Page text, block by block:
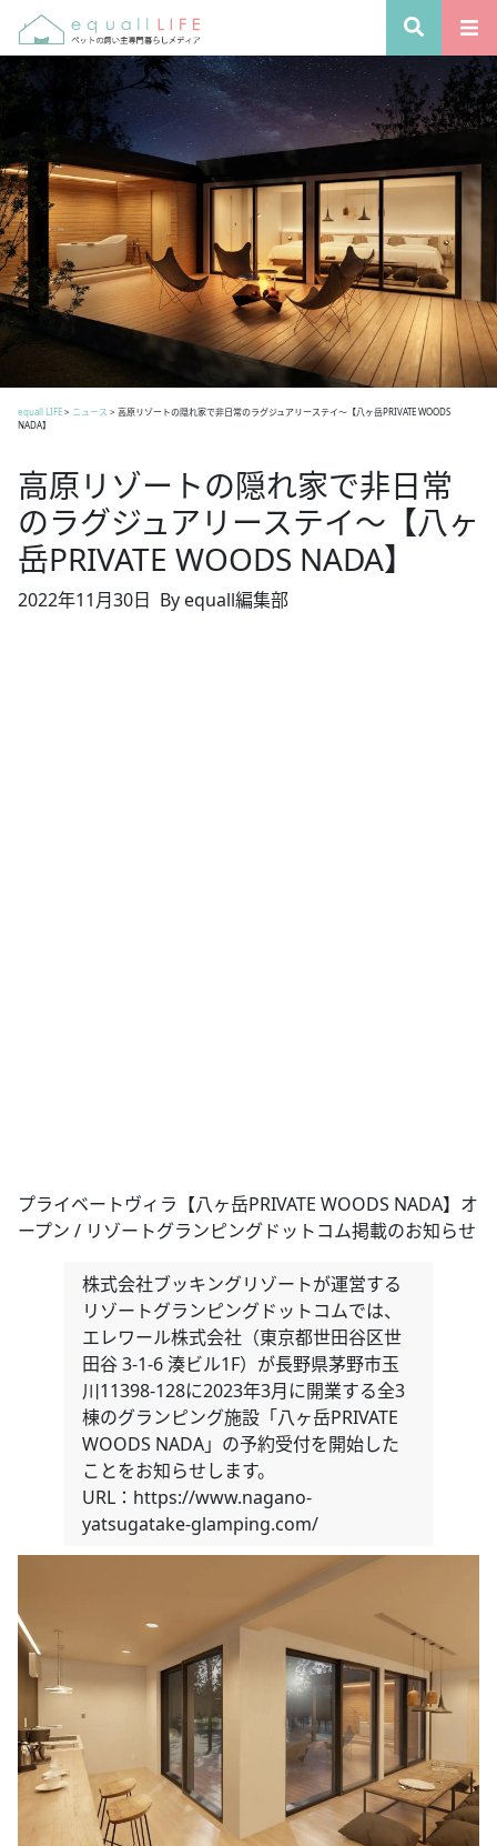
equall LIFE> ニュース > 高原リゾートの隠れ家で非日常のラグジュアリーステイ～【八ヶ岳PRIVATE WOODS
NADA】
高原リゾートの隠れ家で非日常
のラグジュアリーステイ～【八ヶ
岳PRIVATE WOODS NADA】
2022年11月30日 By equall編集部
プライベートヴィラ【八ヶ岳PRIVATE WOODS NADA】オ
ープン / リゾートグランピングドットコム掲載のお知らせ
株式会社ブッキングリゾートが運営する
リゾートグランピングドットコムでは、
エレワール株式会社（東京都世田谷区世
田谷 3-1-6 湊ビル1F）が長野県茅野市玉
川11398-128に2023年3月に開業する全3
棟のグランピング施設「八ヶ岳PRIVATE
WOODS NADA」の予約受付を開始した
ことをお知らせします。
URL：https://www.nagano-
yatsugatake-glamping.com/